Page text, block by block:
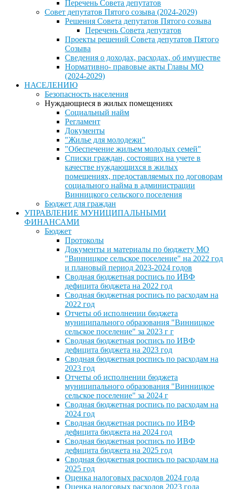
Перечень Совета депутатов
Совет депутатов Пятого созыва (2024-2029)
Решения Совета депутатов Пятого созыва
Перечень Совета депутатов
Проекты решений Совета депутатов Пятого
Созыва
Сведения о доходах, расходах, об имуществе
Нормативно- правовые акты Главы МО
(2024-2029)
НАСЕЛЕНИЮ
Безопасность населения
Нуждающиеся в жилых помещениях
Социальный найм
Регламент
Документы
"Жилье для молодежи"
"Обеспечение жильем молодых семей"
Списки граждан, состоящих на учете в
качестве нуждающихся в жилых
помещениях, предоставляемых по договорам
социального найма в администрации
Винницкого сельского поселения
Бюджет для граждан
УПРАВЛЕНИЕ МУНИЦИПАЛЬНЫМИ
ФИНАНСАМИ
Бюджет
Протоколы
Документы и материалы по бюджету МО
"Винницкое сельское поселение" на 2022 год
и плановый период 2023-2024 годов
Сводная бюджетная роспись по ИВФ
дефицита бюджета на 2022 год
Сводная бюджетная роспись по расходам на
2022 год
Отчеты об исполнении бюджета
муниципального образования "Винницкое
сельское поселение" за 2023 г г
Сводная бюджетная роспись по ИВФ
дефицита бюджета на 2023 год
Сводная бюджетная роспись по расходам на
2023 год
Отчеты об исполнении бюджета
муниципального образования "Винницкое
сельское поселение" за 2024 г
Сводная бюджетная роспись по расходам на
2024 год
Сводная бюджетная роспись по ИВФ
дефицита бюджета на 2024 год
Сводная бюджетная роспись по ИВФ
дефицита бюджета на 2025 год
Сводная бюджетная роспись по расходам на
2025 год
Оценка налоговых расходов 2024 года
Оценка налоговых расходов 2023 года